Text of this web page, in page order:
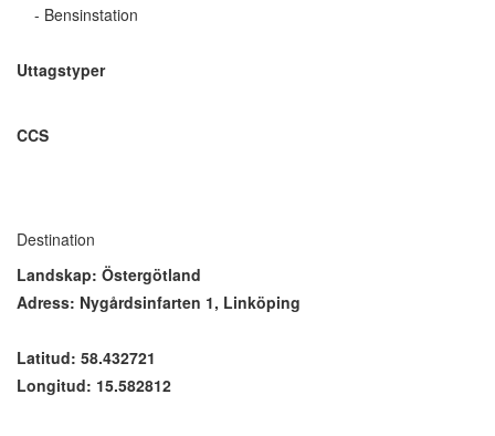
- Bensinstation
Uttagstyper
CCS
Destination
Landskap: Östergötland
Adress: Nygårdsinfarten 1, Linköping
Latitud: 58.432721
Longitud: 15.582812